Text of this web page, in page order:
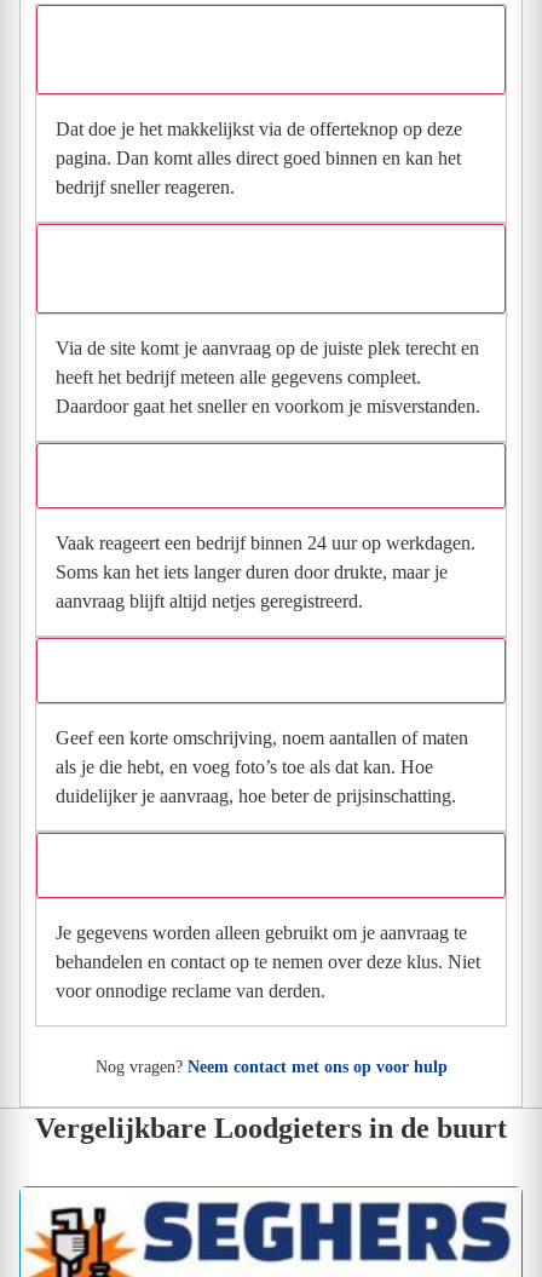
Dat doe je het makkelijkst via de offerteknop op deze
pagina. Dan komt alles direct goed binnen en kan het
bedrijf sneller reageren.
Via de site komt je aanvraag op de juiste plek terecht en
heeft het bedrijf meteen alle gegevens compleet.
Daardoor gaat het sneller en voorkom je misverstanden.
Vaak reageert een bedrijf binnen 24 uur op werkdagen.
Soms kan het iets langer duren door drukte, maar je
aanvraag blijft altijd netjes geregistreerd.
Geef een korte omschrijving, noem aantallen of maten
als je die hebt, en voeg foto’s toe als dat kan. Hoe
duidelijker je aanvraag, hoe beter de prijsinschatting.
Je gegevens worden alleen gebruikt om je aanvraag te
behandelen en contact op te nemen over deze klus. Niet
voor onnodige reclame van derden.
Nog vragen? Neem contact met ons op voor hulp
Vergelijkbare Loodgieters in de buurt